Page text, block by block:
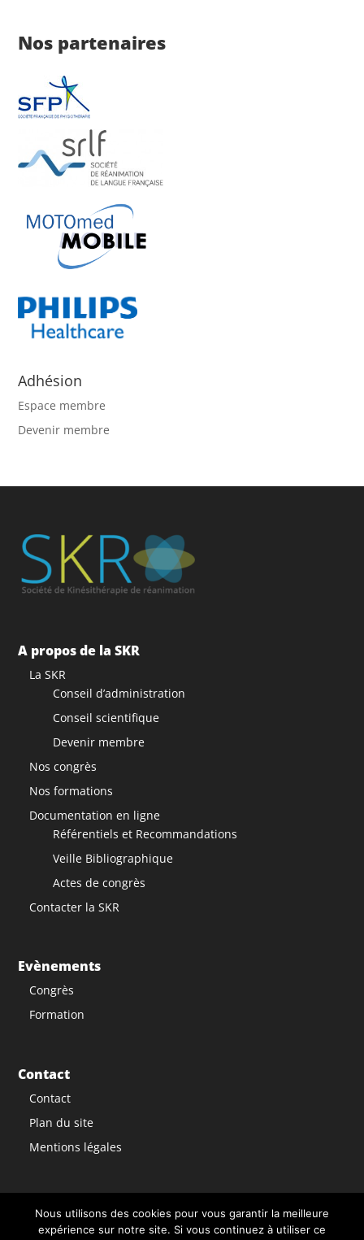
Nos partenaires
Adhésion
Espace membre
Devenir membre
A propos de la SKR
La SKR
Conseil d’administration
Conseil scientifique
Devenir membre
Nos congrès
Nos formations
Documentation en ligne
Référentiels et Recommandations
Veille Bibliographique
Actes de congrès
Contacter la SKR
Evènements
Congrès
Formation
Contact
Contact
Plan du site
Mentions légales
Nous utilisons des cookies pour vous garantir la meilleure
expérience sur notre site. Si vous continuez à utiliser ce